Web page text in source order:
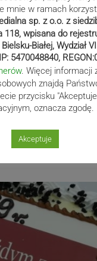
mnie w ramach
sp. z o.o. z
118, wpisana do
Białej, Wydział
5470048840,
. Więcej informacji
znajdą
przycisku
oznacza zgodę.
Akceptuje